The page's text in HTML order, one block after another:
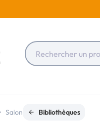
Salon Bibliothèques